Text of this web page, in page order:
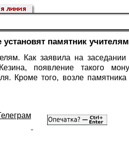
установят памятник учителям
Как заявила на заседании
появление такого
Кроме того, возле